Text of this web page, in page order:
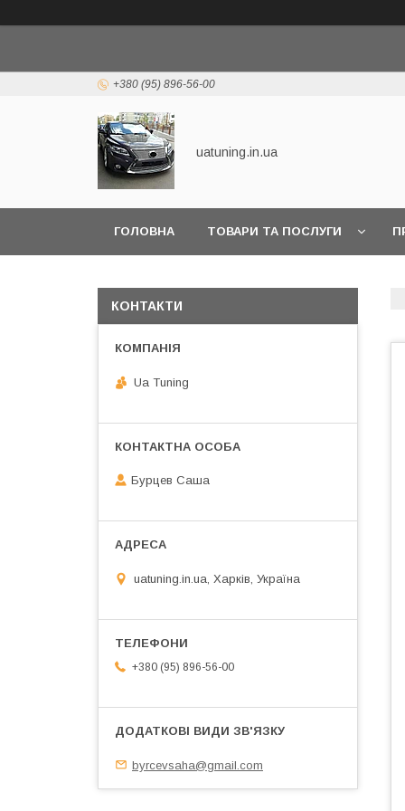
+380 (95) 896-56-00
uatuning.in.ua
ГОЛОВНА ТОВАРИ ТА ПОСЛУГИ
КОНТАКТИ
Ua Tuning
Бурцев Саша
uatuning.in.ua, Харків, Україна
+380 (95) 896-56-00
byrcevsaha@gmail.com